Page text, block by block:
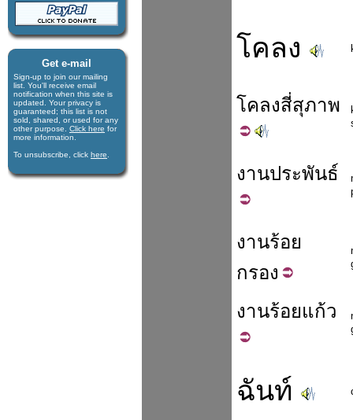
Get e-mail
Sign-up to join our mail­ing
list. You'll receive e­mail
notification when this site is
updated. Your privacy is
guaran­teed; this list is not
sold, shared, or used for any
other purpose. Click here for
more infor­mation.
To unsubscribe, click here
โคลง
โคลงสี่สุภาพ
งานประพันธ์
งานร้อย
กรอง
งานร้อยแก้ว
ฉันท์